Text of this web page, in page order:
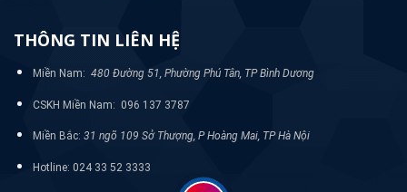
THÔNG TIN LIÊN HỆ
Miền Nam: 480 Đường 51, Phường Phú Tân, TP Bình Dương
CSKH Miền Nam: 096 137 3787
Miền Bắc: 31 ngõ 109 Sở Thượng, P Hoàng Mai, TP Hà Nội
Hotline: 024 33 52 3333